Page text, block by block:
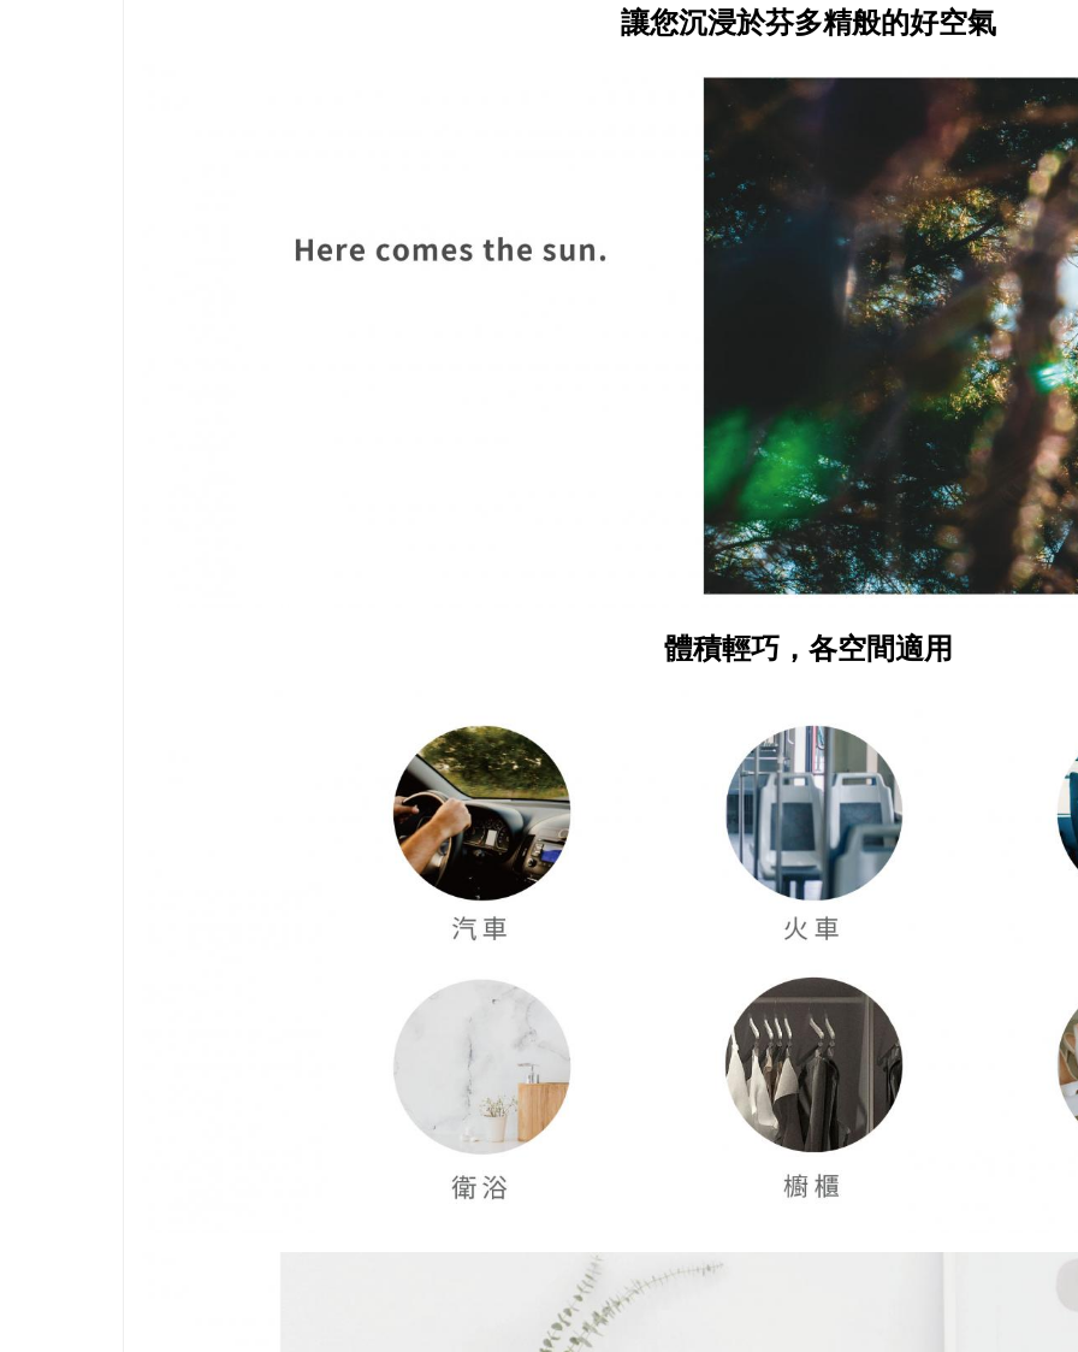
讓您沉浸於芬多精般的好空氣
體積輕巧，各空間適用